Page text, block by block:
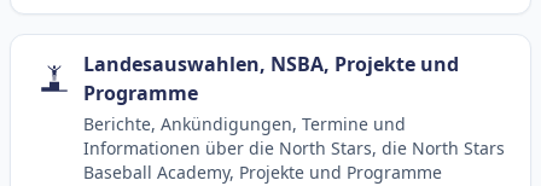
Landesauswahlen, NSBA, Projekte und
Programme
Berichte, Ankündigungen, Termine und
Informationen über die North Stars, die North Stars
Baseball Academy, Projekte und Programme